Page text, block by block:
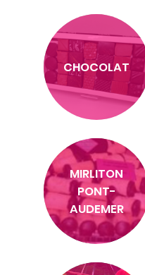
CHOCOLAT
MIRLITON
PONT-
AUDEMER